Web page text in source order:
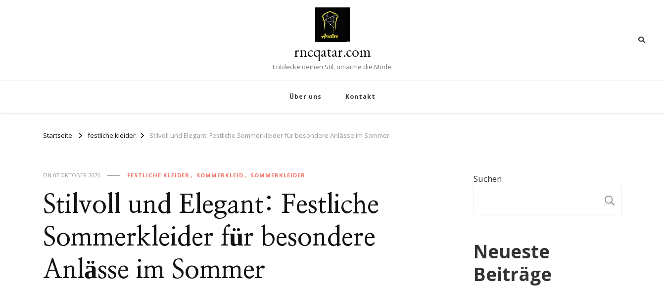
rncqatar.com
Entdecke deinen Stil, umarme die Mode.
Über uns Kontakt
Startseite festliche kleider Stilvoll und Elegant: Festliche Sommerkleider für besondere Anlässe im Sommer
EIN 07 OKTOBER 2025 FESTLICHE KLEIDER SOMMERKLEID SOMMERKLEIDER
Stilvoll und Elegant: Festliche
Sommerkleider für besondere
Anlässe im Sommer
Suchen
Neueste
Beiträge